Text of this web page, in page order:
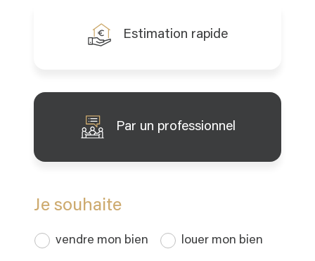
Estimation rapide
Par un professionnel
J'obtiens une estimation en 4 étapes
Je souhaite
vendre mon bien louer mon bien